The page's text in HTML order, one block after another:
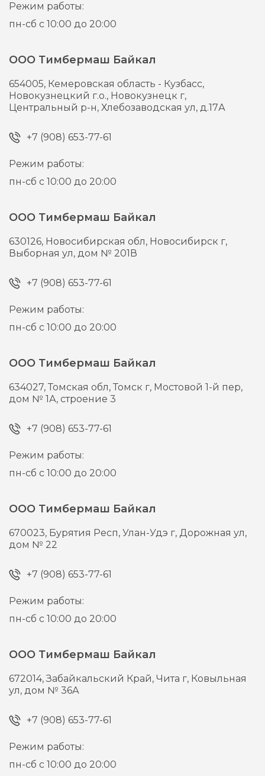
Режим работы:
пн-сб с 10:00 до 20:00
ООО Тимбермаш Байкал
654005, Кемеровская область - Кузбасс,
Новокузнецкий г.о., Новокузнецк г,
Центральный р-н, Хлебозаводская ул, д.17А
+7 (908) 653-77-61
Режим работы:
пн-сб с 10:00 до 20:00
ООО Тимбермаш Байкал
630126, Новосибирская обл, Новосибирск г,
Выборная ул, дом № 201В
+7 (908) 653-77-61
Режим работы:
пн-сб с 10:00 до 20:00
ООО Тимбермаш Байкал
634027,Томская обл, Томск г, Мостовой 1-й пер,
дом № 1А, строение 3
+7 (908) 653-77-61
Режим работы:
пн-сб с 10:00 до 20:00
ООО Тимбермаш Байкал
670023, Бурятия Респ, Улан-Удэ г,Дорожная ул,
дом № 22
+7 (908) 653-77-61
Режим работы:
пн-сб с 10:00 до 20:00
ООО Тимбермаш Байкал
672014,Забайкальский Край, Чита г, Ковыльная
ул, дом № 36А
+7 (908) 653-77-61
Режим работы:
пн-сб с 10:00 до 20:00